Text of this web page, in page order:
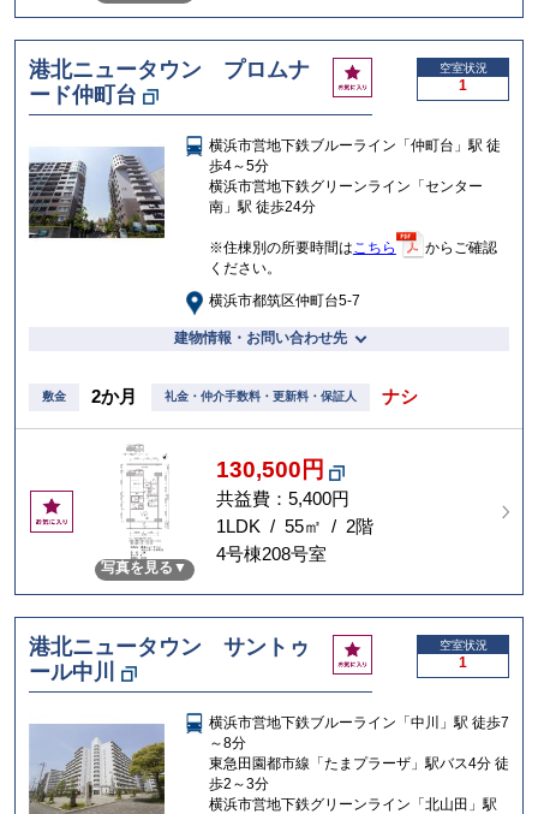
り
港北ニュータウン プロムナ
ード仲町台
お
気
に
空室状況
1
横浜市営地下鉄ブルーライン「仲町台」駅 徒
歩4～5分
横浜市営地下鉄グリーンライン「センター
南」駅 徒歩24分
※住棟別の所要時間は こちら
からご確認
ください。
横浜市都筑区仲町台5-7
建物情報・お問い合わせ先
敷金 2か月 礼金・仲介手数料・更新料・保証人 ナシ
お
気
り
写真を見る
130,500円
共益費：5,400円
1LDK / 55㎡ / 2階
4号棟208号室
港北ニュータウン サントゥ
ール中川
お
気
に
空室状況
1
横浜市営地下鉄ブルーライン「中川」駅 徒歩7
～8分
東急田園都市線「たまプラーザ」駅バス4分 徒
歩2～3分
横浜市営地下鉄グリーンライン「北山田」駅